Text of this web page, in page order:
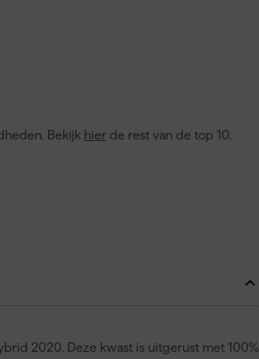
Bekijk hier de rest van de top 10.
2020. Deze kwast is uitgerust met 100%